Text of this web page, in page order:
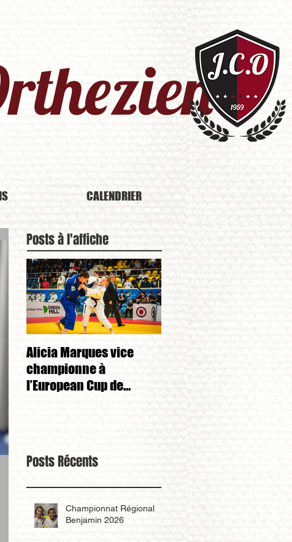
CALENDRIER
Posts à l'affiche
Alicia Marques vice
championne à
l’European Cup de
Posts Récents
Championnat Régional
Benjamin 2026